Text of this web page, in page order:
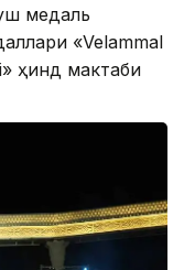
медаль
«Velammal
ҳинд мактаби